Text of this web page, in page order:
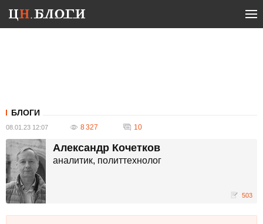
БЛОГИ
08.01.23 12:07 8 327 10
Александр Кочетков
аналитик, политтехнолог
503